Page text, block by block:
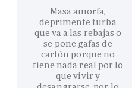
Masa amorfa,
deprimente turba
que va a las rebajas o
se pone gafas de
cartón porque no
tiene nada real por lo
que vivir y